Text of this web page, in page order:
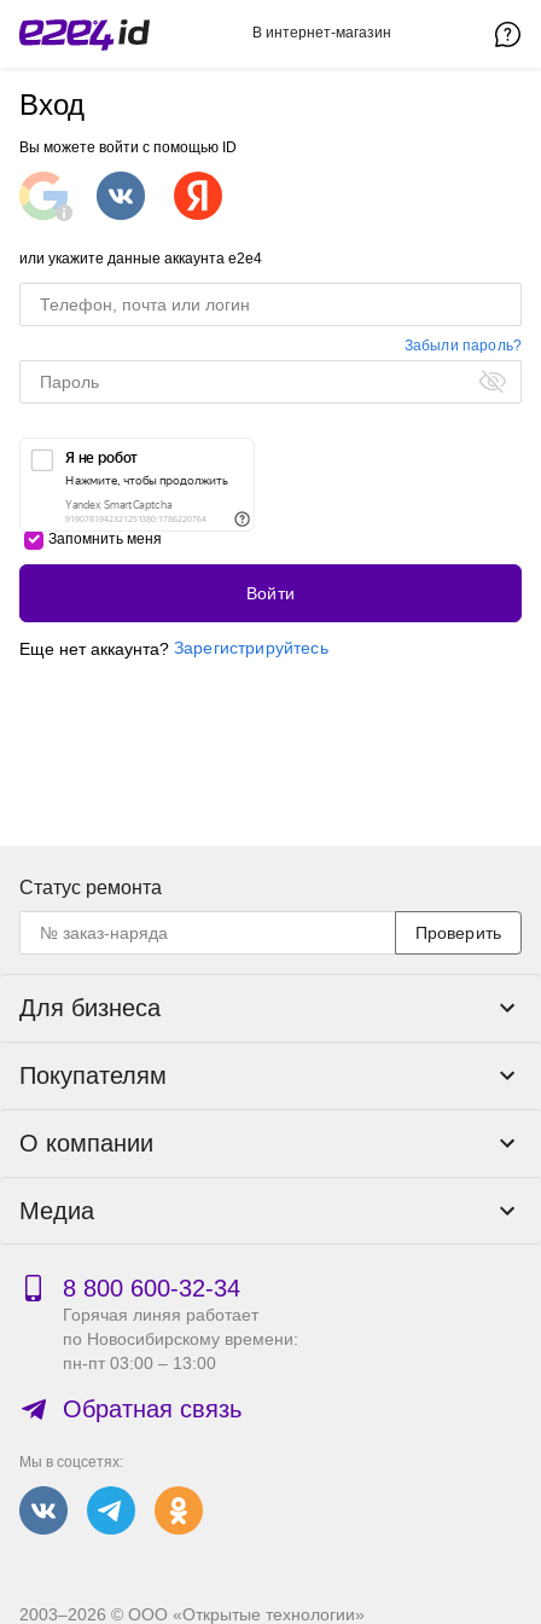
В интернет-магазин
Вход
Вы можете войти с помощью ID
или укажите данные аккаунта e2e4
Забыли пароль?
Запомнить меня
Войти
Еще нет аккаунта? Зарегистрируйтесь
Статус ремонта
Проверить
Для бизнеса
Тендеры и гос закупки
Покупателям
Пункты выдачи
Доставка
Гарантия и возврат
Бонусная программа
Сервисный центр
Справка по работе с e2e4 ID
О компании
Реквизиты
Публичная оферта
Правила продажи на сайте
Производители
Вакансии
Медиа
Новости
Акции
8 800 600‑32‑34
Горячая линяя работает
по Новосибирскому времени:
пн-пт 03:00 – 13:00
Обратная связь
Мы в соцсетях:
2003–2026 © ООО «Открытые технологии»